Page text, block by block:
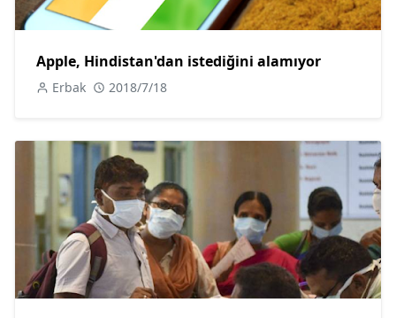
Apple, Hindistan'dan istediğini alamıyor
Erbak 2018/7/18